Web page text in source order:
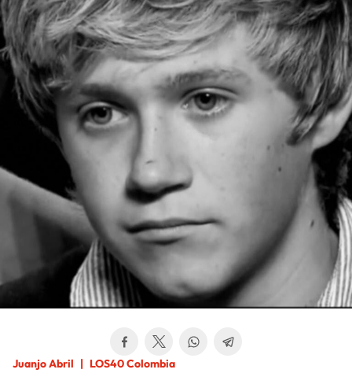
Juanjo Abril LOS40 Colombia